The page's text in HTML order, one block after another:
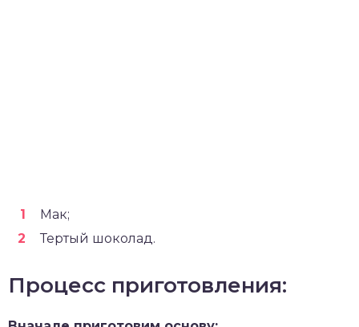
Мак;
Тертый шоколад.
Процесс приготовления: